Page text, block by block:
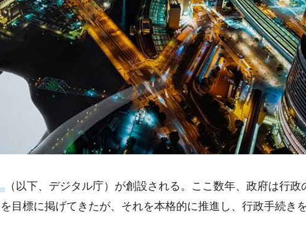
（以下、デジタル庁）が創設される。ここ数年、政府は行政
目標に掲げてきたが、それを本格的に推進し、行政手続きを